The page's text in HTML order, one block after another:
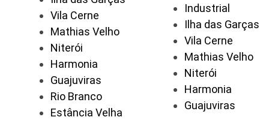
Vila Cerne
Mathias Velho
Niterói
Harmonia
Guajuviras
Rio Branco
Estância Velha
Industrial
Ilha das Garças
Vila Cerne
Mathias Velho
Niterói
Harmonia
Guajuviras